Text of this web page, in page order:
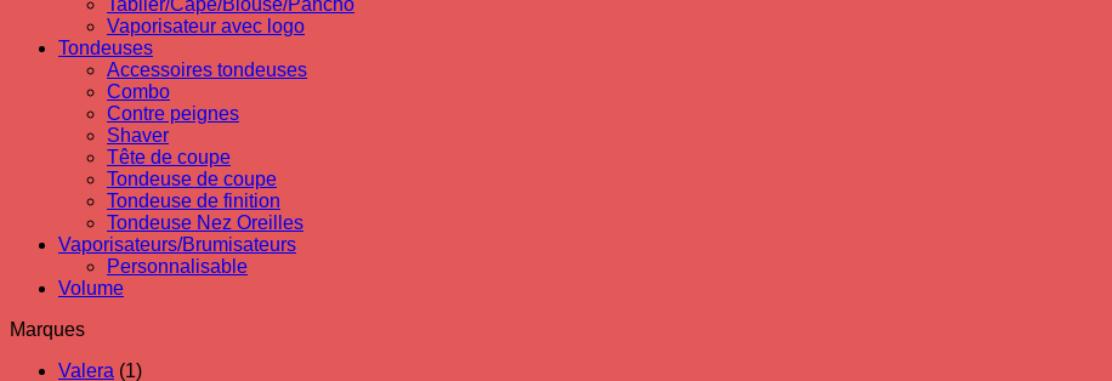
Tablier/Cape/Blouse/Pancho
Vaporisateur avec logo
Tondeuses
Accessoires tondeuses
Combo
Contre peignes
Shaver
Tête de coupe
Tondeuse de coupe
Tondeuse de finition
Tondeuse Nez Oreilles
Vaporisateurs/Brumisateurs
Personnalisable
Volume
Marques
Valera (1)